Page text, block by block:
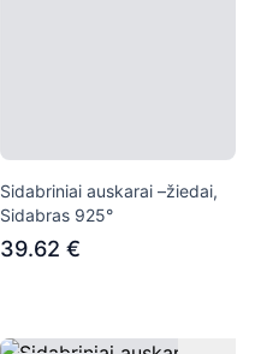
Sidabriniai auskarai –žiedai,
Sidabras 925°
39.62 €